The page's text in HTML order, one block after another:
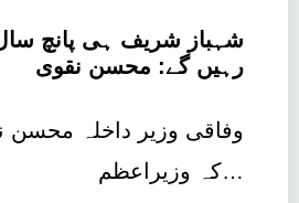
شہباز شریف ہی پانچ
رہیں گے: محسن نقوی
وفاقی وزیر داخلہ محسن
کہ وزیراعظم…